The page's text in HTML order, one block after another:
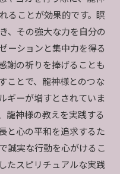
ることが効果的です。瞑
、その強大な力を自分の
ーションと集中力を得る
謝の祈りを捧げることも
ことで、龍神様とのつな
ギーが増すとされていま
龍神様の教えを実践する
と心の平和を追求するた
誠実な行動を心がけるこ
たスピリチュアルな実践